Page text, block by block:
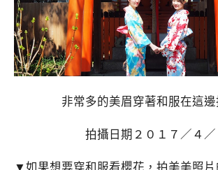
非常多的美眉穿著和服在這邊
拍攝日期２０１７／４／